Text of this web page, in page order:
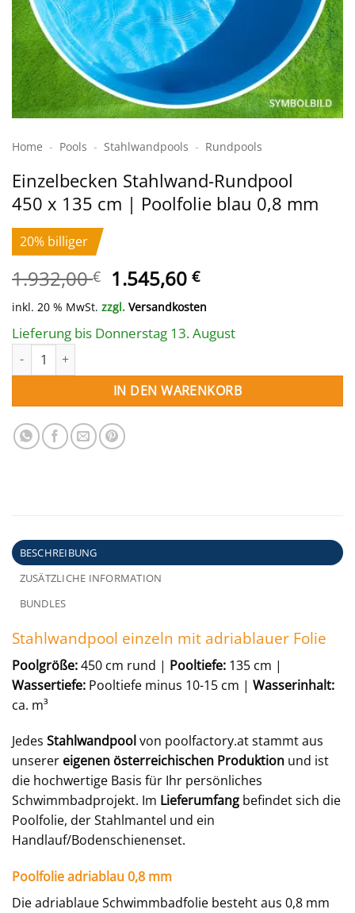
Home - Pools - Stahlwand­pools - Rundpools
Einzelbecken Stahl­wand-Rundpool
450 x 135 cm | Poolfolie blau 0,8 mm
20% billiger
1.932,00€ Ursprünglicher
Preis
war:
1.932,00 €
1.545,60€Aktueller
ist:
1.545,60 €.
inkl. 20 % MwSt. zzgl. Versandkosten
Lieferung bis Donnerstag 13. August
Einzelbecken Stahl­wand-Rundpool 450 x 135 cm | Poolfolie
IN DEN WARENKORB
BESCHREIBUNG
ZUSÄTZLICHE INFORMATION
BUNDLES
Stahlwandpool einzeln mit adriablauer Folie
Poolgröße:450 cm rund | Pooltiefe: 135 cm |
Wassertiefe: Pooltiefe minus 10-15 cm | Wasserinhalt:
ca. m³
Jedes Stahlwandpoolvon poolfactory.at stammt aus
unserer eigenen österreichischen Produktion und ist
die hochwertige Basis für Ihr persönliches
Schwimmbadprojekt. Im Lieferumfang befindet sich die
Poolfolie, der Stahlmantel und ein
Handlauf/Bodenschienenset.
Poolfolie adriablau 0,8 mm
Die adriablaue Schwimmbadfolie besteht aus 0,8 mm